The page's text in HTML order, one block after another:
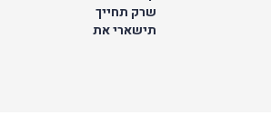
שרק תחייך
תישארי את